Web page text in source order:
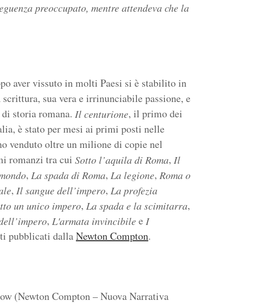
preoccupato, mentre attendeva che la
aver vissuto in molti Paesi si è stabilito in
sua vera e irrinunciabile passione, e
storia romana. Il centurione, il primo dei
è stato per mesi ai primi posti nelle
venduto oltre un milione di copie nel
romanzi tra cui Sotto l’aquila di Roma, Il
, La spada di Roma, La legione, Roma o
, Il sangue dell’impero, La profezia
un unico impero, La spada e la scimitarra,
, L'armata invincibile e I
pubblicati dallaNewton Compton.
(Newton Compton – Nuova Narrativa